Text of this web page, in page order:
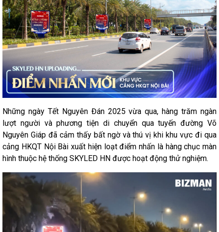
Những ngày Tết Nguyên Đán 2025 vừa qua, hàng trăm ngàn
lượt người và phương tiện di chuyển qua tuyến đường Võ
Nguyên Giáp đã cảm thấy bất ngờ và thú vị khi khu vực đi qua
cảng HKQT Nội Bài xuất hiện loạt điểm nhấn là hàng chục màn
hình thuộc hệ thống SKYLED HN được hoạt động thử nghiệm.